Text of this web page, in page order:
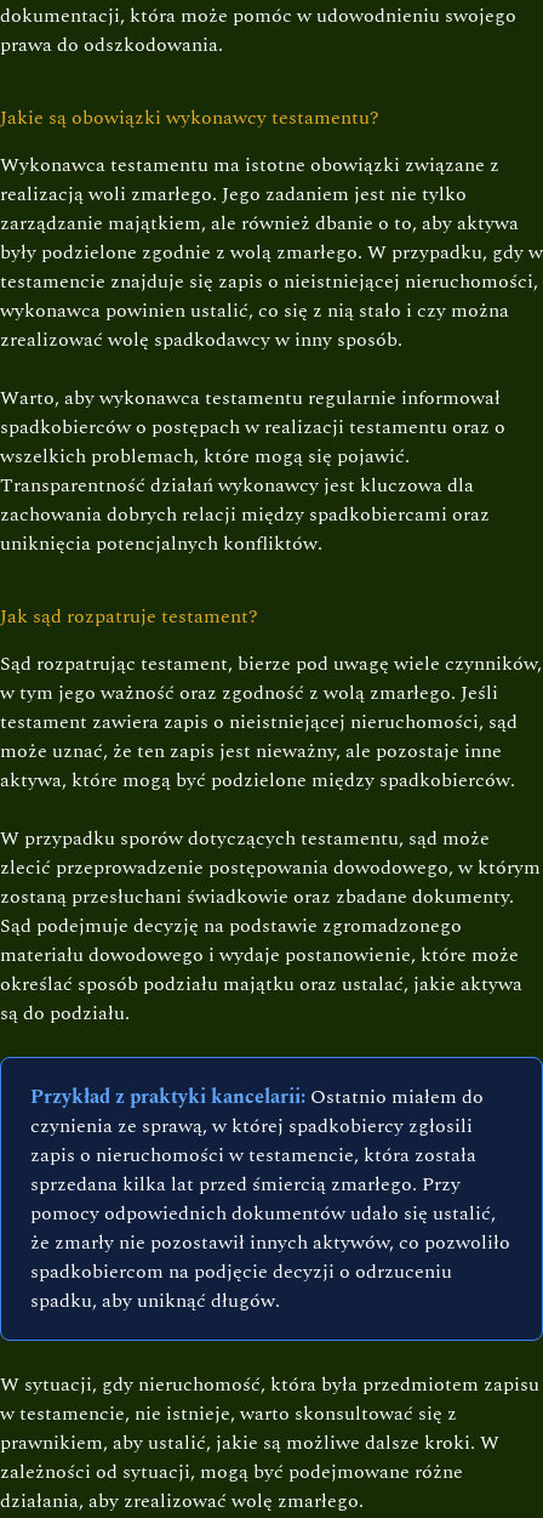
dokumentacji, która może pomóc w udowodnieniu swojego
prawa do odszkodowania.
Jakie są obowiązki wykonawcy testamentu?
Wykonawca testamentu ma istotne obowiązki związane z
realizacją woli zmarłego. Jego zadaniem jest nie tylko
zarządzanie majątkiem, ale również dbanie o to, aby aktywa
były podzielone zgodnie z wolą zmarłego. W przypadku, gdy w
testamencie znajduje się zapis o nieistniejącej nieruchomości,
wykonawca powinien ustalić, co się z nią stało i czy można
zrealizować wolę spadkodawcy w inny sposób.
Warto, aby wykonawca testamentu regularnie informował
spadkobierców o postępach w realizacji testamentu oraz o
wszelkich problemach, które mogą się pojawić.
Transparentność działań wykonawcy jest kluczowa dla
zachowania dobrych relacji między spadkobiercami oraz
uniknięcia potencjalnych konfliktów.
Jak sąd rozpatruje testament?
Sąd rozpatrując testament, bierze pod uwagę wiele czynników,
w tym jego ważność oraz zgodność z wolą zmarłego. Jeśli
testament zawiera zapis o nieistniejącej nieruchomości, sąd
może uznać, że ten zapis jest nieważny, ale pozostaje inne
aktywa, które mogą być podzielone między spadkobierców.
W przypadku sporów dotyczących testamentu, sąd może
zlecić przeprowadzenie postępowania dowodowego, w którym
zostaną przesłuchani świadkowie oraz zbadane dokumenty.
Sąd podejmuje decyzję na podstawie zgromadzonego
materiału dowodowego i wydaje postanowienie, które może
określać sposób podziału majątku oraz ustalać, jakie aktywa
są do podziału.
Przykład z praktyki kancelarii: Ostatnio miałem do
czynienia ze sprawą, w której spadkobiercy zgłosili
zapis o nieruchomości w testamencie, która została
sprzedana kilka lat przed śmiercią zmarłego. Przy
pomocy odpowiednich dokumentów udało się ustalić,
że zmarły nie pozostawił innych aktywów, co pozwoliło
spadkobiercom na podjęcie decyzji o odrzuceniu
spadku, aby uniknąć długów.
W sytuacji, gdy nieruchomość, która była przedmiotem zapisu
w testamencie, nie istnieje, warto skonsultować się z
prawnikiem, aby ustalić, jakie są możliwe dalsze kroki. W
zależności od sytuacji, mogą być podejmowane różne
działania, aby zrealizować wolę zmarłego.